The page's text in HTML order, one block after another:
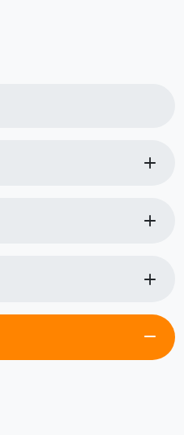
add
add
add
remove